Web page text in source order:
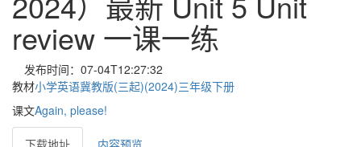
review 一课一练
发布时间：07-04T12:27:32
教材小学英语冀教版(三起)(2024)三年级下册
课文Again, please!
下载地址 内容预览